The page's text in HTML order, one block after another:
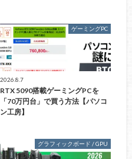
ゲーミングPC
2026.8.7
RTX 5090搭載ゲーミングPCを
「70万円台」で買う方法【パソコ
ン工房】
グラフィックボード / GPU